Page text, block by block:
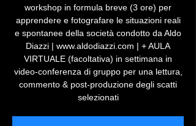
workshop in formula breve (3 ore) per
apprendere e fotografare le situazioni reali
e spontanee della società condotto da Aldo
Diazzi | www.aldodiazzi.com | + AULA
VIRTUALE (facoltativa) in settimana in
video-conferenza di gruppo per una lettura,
commento & post-produzione degli scatti
selezionati